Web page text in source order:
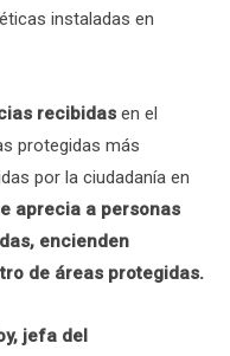
instaladas en
recibidas en el
protegidas más
por la ciudadanía en
aprecia a personas
encienden
de áreas protegidas.
jefa del